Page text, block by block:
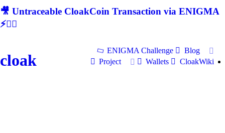
🎥 Untraceable CloakCoin Transaction via ENIGMA
⚡🕵‍♂
cloak
ENIGMA Challenge
Blog
Project
Wallets CloakWiki